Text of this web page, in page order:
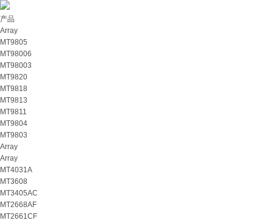
产品
Array
MT9805
MT98006
MT98003
MT9820
MT9818
MT9813
MT9811
MT9804
MT9803
Array
Array
MT4031A
MT3608
MT3405AC
MT2668AF
MT2661CF